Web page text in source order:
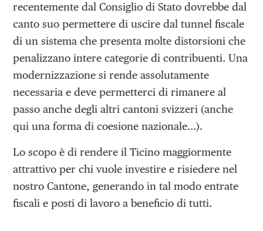
recentemente dal Consiglio di Stato dovrebbe dal
canto suo permettere di uscire dal tunnel fiscale
di un sistema che presenta molte distorsioni che
penalizzano intere categorie di contribuenti. Una
modernizzazione si rende assolutamente
necessaria e deve permetterci di rimanere al
passo anche degli altri cantoni svizzeri (anche
qui una forma di coesione nazionale…).
Lo scopo è di rendere il Ticino maggiormente
attrattivo per chi vuole investire e risiedere nel
nostro Cantone, generando in tal modo entrate
fiscali e posti di lavoro a beneficio di tutti.